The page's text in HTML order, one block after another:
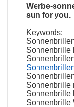
sun for you.
Keywords:
Sonnenbrille
Sonnenbrille
Sonnenbrille
Sonnenbrille